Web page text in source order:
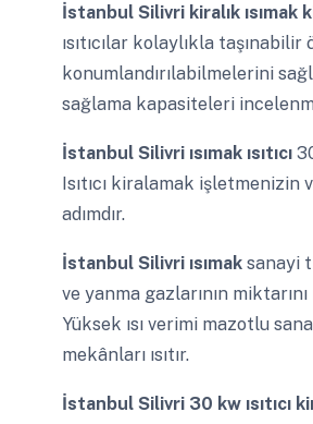
İstanbul Silivri kiralık
ısıtıcılar kolaylıkla
konumlandırılabilmelerini
sağlama kapasiteleri
İstanbul Silivri ısımak ısıtıcı
Isıtıcı kiralamak işletmenizin
adımdır.
İstanbul Silivri ısımak sanayi
ve yanma gazlarının
Yüksek ısı verimi mazotlu
mekânları ısıtır.
İstanbul Silivri 30 kw ısıtıcı